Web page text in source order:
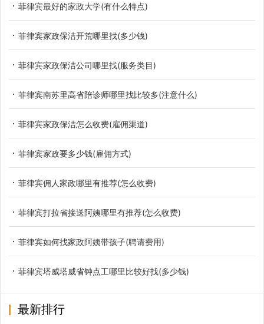
菲律宾最好的家政大学(有什么特点)
菲律宾家政保洁开荒哪里找(多少钱)
菲律宾家政保洁公司哪里找(服务类目)
菲律宾南苏里高省陪诊师哪里找比较多(注意什么)
菲律宾家政保洁怎么收费(雇佣渠道)
菲律宾家政要多少钱(雇佣方式)
菲律宾佣人家政哪里有推荐(怎么收费)
菲律宾打拉省接送阿姨哪里有推荐(怎么收费)
菲律宾如何找家政阿姨带孩子(聘请费用)
菲律宾塔威塔威省钟点工哪里比较好找(多少钱)
最新排行